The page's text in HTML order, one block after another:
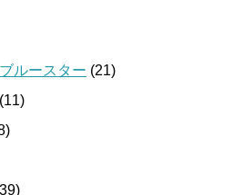
ルースター (21)
(11)